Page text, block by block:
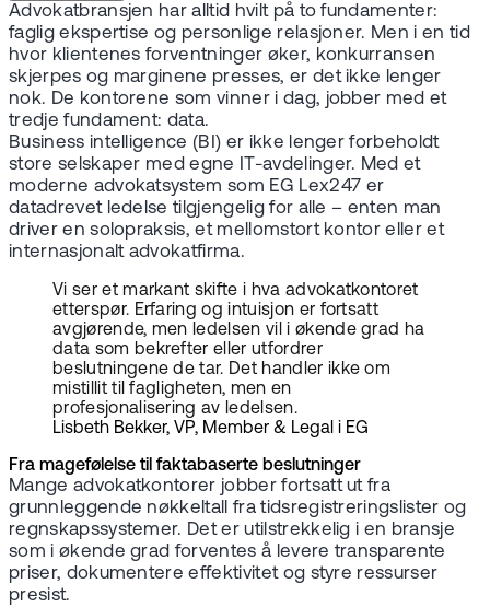
Advokatbransjen har alltid hvilt på to fundamenter:
faglig ekspertise og personlige relasjoner. Men i en tid
hvor klientenes forventninger øker, konkurransen
skjerpes og marginene presses, er det ikke lenger
nok. De kontorene som vinner i dag, jobber med et
tredje fundament: data.
Business intelligence (BI) er ikke lenger forbeholdt
store selskaper med egne IT-avdelinger. Med et
moderne advokatsystem som EG Lex247 er
datadrevet ledelse tilgjengelig for alle – enten man
driver en solopraksis, et mellomstort kontor eller et
internasjonalt advokatfirma.
Vi ser et markant skifte i hva advokatkontoret
etterspør. Erfaring og intuisjon er fortsatt
avgjørende, men ledelsen vil i økende grad ha
data som bekrefter eller utfordrer
beslutningene de tar. Det handler ikke om
mistillit til fagligheten, men en
profesjonalisering av ledelsen.
Lisbeth Bekker, VP, Member & Legal i EG
Fra magefølelse til faktabaserte beslutninger
Mange advokatkontorer jobber fortsatt ut fra
grunnleggende nøkkeltall fra tidsregistreringslister og
regnskapssystemer. Det er utilstrekkelig i en bransje
som i økende grad forventes å levere transparente
priser, dokumentere effektivitet og styre ressurser
presist.